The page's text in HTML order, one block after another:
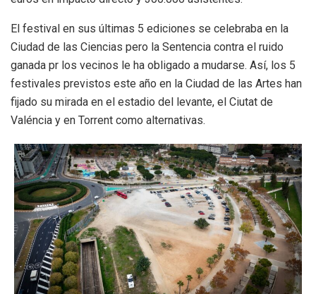
El festival en sus últimas 5 ediciones se celebraba en la
Ciudad de las Ciencias pero la Sentencia contra el ruido
ganada pr los vecinos le ha obligado a mudarse. Así, los 5
festivales previstos este año en la Ciudad de las Artes han
fijado su mirada en el estadio del levante, el Ciutat de
Valéncia y en Torrent como alternativas.